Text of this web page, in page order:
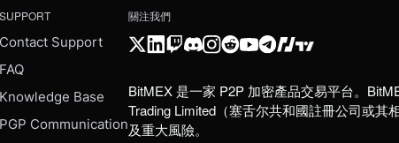
SUPPORT
Contact Support
FAQ
Knowledge Base
PGP Communication
關注我們
BitMEX 是一家 P2P 加密產品交易平台。
Trading Limited（塞舌尔共和國註冊公司或
及重大風險。